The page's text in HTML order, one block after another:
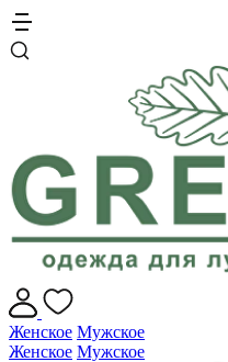
Женское Мужское
Женское Мужское